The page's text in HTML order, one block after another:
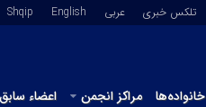
تلکس خبری عربي English
Shqip
خانواده‌ها مراکز انجمن اعضاء